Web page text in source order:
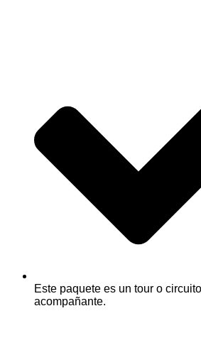
Este paquete es un tour o
acompañante.